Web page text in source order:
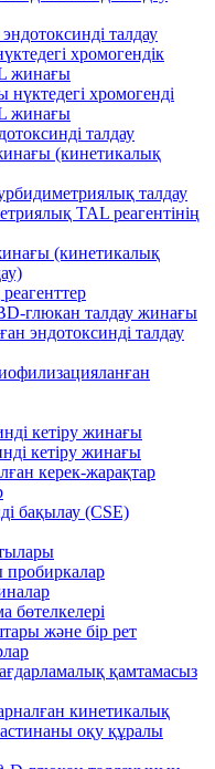
талдау
хромогендік
жинағы
нүктедегі хромогенді
жинағы
талдау
(кинетикалық
талдау
TAL реагентінің
(кинетикалық
глюкан талдау жинағы
эндотоксинді талдау
кетіру жинағы
кетіру жинағы
керек-жарақтар
бақылау (CSE)
бөтелкелері
және бір рет
қамтамасыз
кинетикалық
оқу құралы